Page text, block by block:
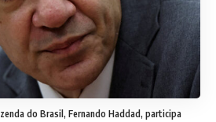
do Brasil, Fernando Haddad, participa